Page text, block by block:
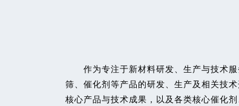
作为专注于新材料研发、生产与技术服
筛、催化剂等产品的研发、生产及相关技
核心产品与技术成果，以及各类核心催化